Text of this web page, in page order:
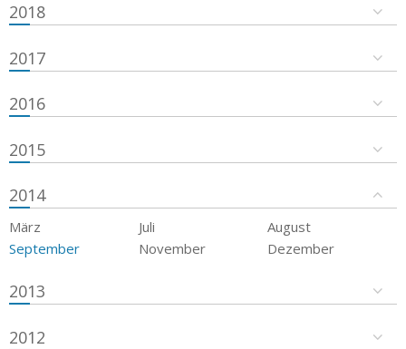
2018
2017
2016
2015
2014
März Juli
August
September
November Dezember
2013
2012